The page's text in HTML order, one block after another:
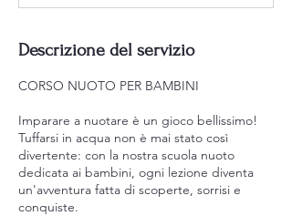
Descrizione del servizio
CORSO NUOTO PER BAMBINI
Imparare a nuotare è un gioco bellissimo!
Tuffarsi in acqua non è mai stato così
divertente: con la nostra scuola nuoto
dedicata ai bambini, ogni lezione diventa
un'avventura fatta di scoperte, sorrisi e
conquiste.